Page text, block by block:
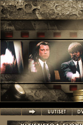
Hyppää pääsisältöön